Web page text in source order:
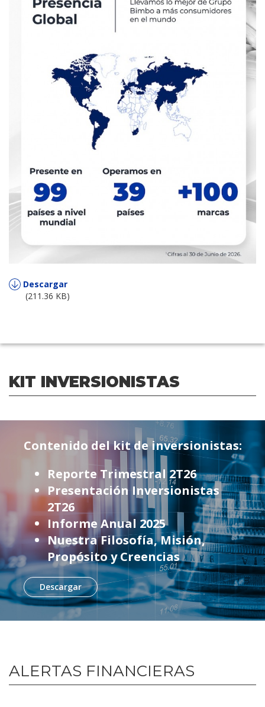
Descargar
(211.36 KB)
KIT INVERSIONISTAS
Contenido del kit de inversionistas:
Reporte Trimestral 2T26
Presentación Inversionistas
2T26
Informe Anual 2025
Nuestra Filosofía, Misión,
Propósito y Creencias
Descargar
ALERTAS FINANCIERAS